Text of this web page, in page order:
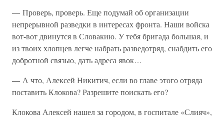
— Проверь, проверь. Еще подумай об организации
непрерывной разведки в интересах фронта. Наши войска
вот-вот двинутся в Словакию. У тебя бригада большая, и
из твоих хлопцев легче набрать разведотряд, снабдить его
добротной связью, дать адреса явок…
— А что, Алексей Никитич, если во главе этого отряда
поставить Клокова? Разрешите поискать его?
Клокова Алексей нашел за городом, в госпитале «Слияч»,